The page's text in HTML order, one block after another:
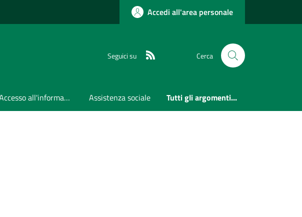
Accedi all'area personale
Seguici su Cerca
Accesso all'informazione Assistenza sociale Tutti gli argomenti...